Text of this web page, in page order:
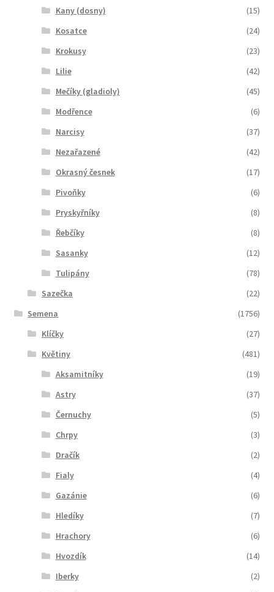
Kany (dosny)
(15)
Kosatce
(24)
Krokusy
(23)
Lilie
(42)
Mečíky (gladioly)
(45)
Modřence
(6)
Narcisy
(37)
Nezařazené
(42)
Okrasný česnek
(17)
Pivoňky
(6)
Pryskyřníky
(8)
Řebčíky
(8)
Sasanky
(12)
Tulipány
(78)
Sazečka
(22)
Semena
(1756)
Klíčky
(27)
Květiny
(481)
Aksamitníky
(19)
Astry
(37)
Černuchy
(5)
Chrpy
(3)
Dračík
(2)
Fialy
(4)
Gazánie
(6)
Hledíky
(7)
Hrachory
(6)
Hvozdík
(14)
Iberky
(2)